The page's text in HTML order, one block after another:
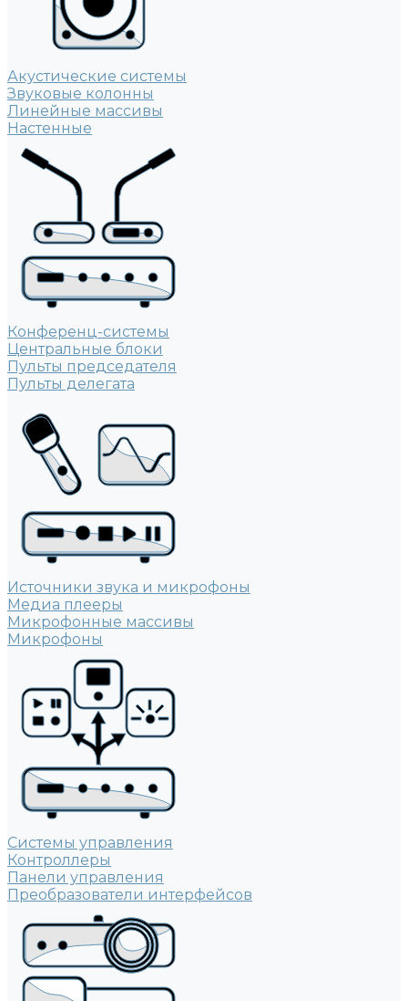
Акустические системы
Звуковые колонны
Линейные массивы
Настенные
Конференц-системы
Центральные блоки
Пульты председателя
Пульты делегата
Источники звука и микрофоны
Медиа плееры
Микрофонные массивы
Микрофоны
Системы управления
Контроллеры
Панели управления
Преобразователи интерфейсов